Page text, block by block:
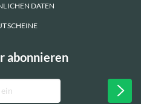
DATEN
abonnieren